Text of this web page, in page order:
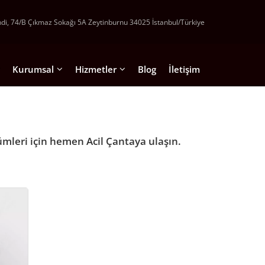
74/B Çıkmaz Sokağı 5A Zeytinburnu 34025 İstanbul/Türkiye
Sırt Çantaları
Çantalar
Kurumsal
Teklif İsteyin
Hizmetler
Promosyon Sırt Çantası imalatı
Blog İletişim
için hemen Acil Çantaya ulaşın.
Baskili Bez Çanta Dijital